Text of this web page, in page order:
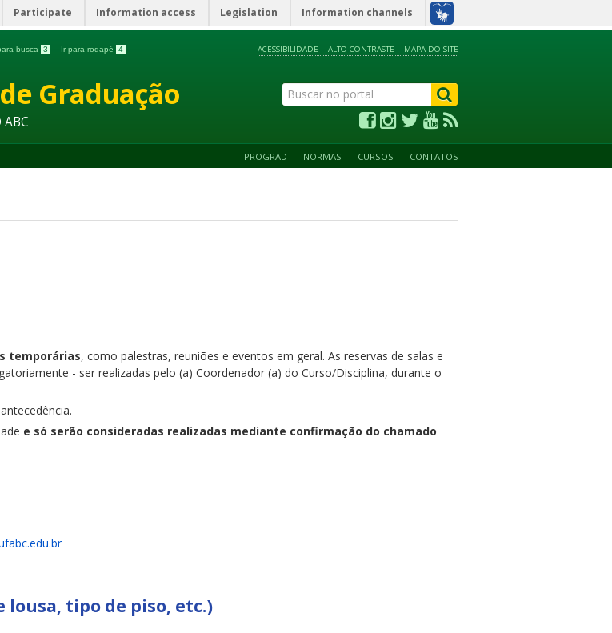
Participate Information access Legislation Information channels
busca 3 Ir para rodapé 4 ACESSIBILIDADE ALTO CONTRASTE MAPA DO SITE
Graduação
ABC
PROGRAD NORMAS CURSOS CONTATOS
temporárias, como palestras, reuniões e eventos em geral. As reservas de salas e
- ser realizadas pelo (a) Coordenador (a) do Curso/Disciplina, durante o
e só serão consideradas realizadas mediante confirmação do chamado
lousa, tipo de piso, etc.)